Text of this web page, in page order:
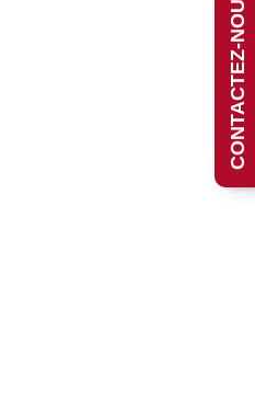
CONTACTEZ-NOUS